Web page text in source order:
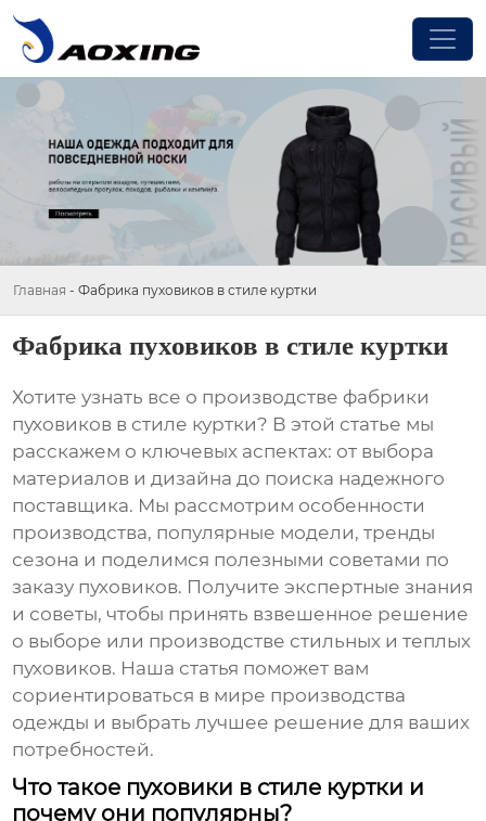
Главная - Фабрика пуховиков в стиле куртки
Фабрика пуховиков в стиле куртки
Хотите узнать все о производстве фабрики
пуховиков в стиле куртки? В этой статье мы
расскажем о ключевых аспектах: от выбора
материалов и дизайна до поиска надежного
поставщика. Мы рассмотрим особенности
производства, популярные модели, тренды
сезона и поделимся полезными советами по
заказу пуховиков. Получите экспертные знания
и советы, чтобы принять взвешенное решение
о выборе или производстве стильных и теплых
пуховиков. Наша статья поможет вам
сориентироваться в мире производства
одежды и выбрать лучшее решение для ваших
потребностей.
Что такое пуховики в стиле куртки и
почему они популярны?